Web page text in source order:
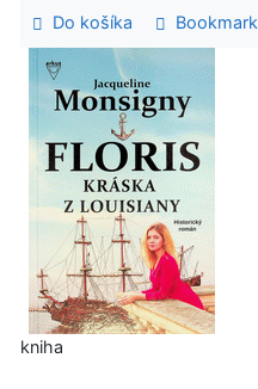
Do košíka Bookmark
kniha